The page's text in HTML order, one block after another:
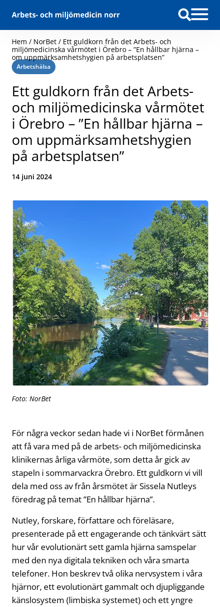
Hem / NorBet / Ett guldkorn från det Arbets- och
miljömedicinska vårmötet i Örebro – ”En hållbar hjärna –
om uppmärksamhetshygien på arbetsplatsen”
Kategori:
Arbetshälsa
Ett guldkorn från det Arbets-
och miljömedicinska vårmötet
i Örebro – ”En hållbar hjärna –
om uppmärksamhetshygien
på arbetsplatsen”
Datum:
14 juni 2024
Foto: NorBet
För några veckor sedan hade vi i NorBet förmånen
att få vara med på de arbets- och miljömedicinska
klinikernas årliga vårmöte, som detta år gick av
stapeln i sommarvackra Örebro. Ett guldkorn vi vill
dela med oss av från årsmötet är Sissela Nutleys
föredrag på temat ”En hållbar hjärna”.
Nutley, forskare, författare och föreläsare,
presenterade på ett engagerande och tänkvärt sätt
hur vår evolutionärt sett gamla hjärna samspelar
med den nya digitala tekniken och våra smarta
telefoner. Hon beskrev två olika nervsystem i våra
hjärnor, ett evolutionärt gammalt och djupliggande
känslosystem (limbiska systemet) och ett yngre